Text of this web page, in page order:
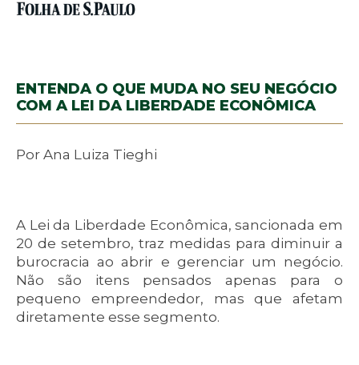
ENTENDA O QUE MUDA NO SEU NEGÓCIO
COM A LEI DA LIBERDADE ECONÔMICA
Por Ana Luiza Tieghi
A Lei da Liberdade Econômica, sancionada em
20 de setembro, traz medidas para diminuir a
burocracia ao abrir e gerenciar um negócio.
Não são itens pensados apenas para o
pequeno empreendedor, mas que afetam
diretamente esse segmento.